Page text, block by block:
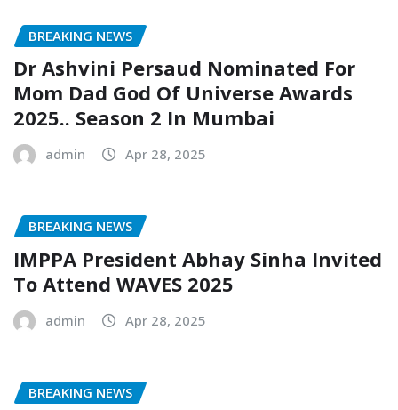
BREAKING NEWS
Dr Ashvini Persaud Nominated For
Mom Dad God Of Universe Awards
2025.. Season 2 In Mumbai
admin Apr 28, 2025
BREAKING NEWS
IMPPA President Abhay Sinha Invited
To Attend WAVES 2025
admin Apr 28, 2025
BREAKING NEWS